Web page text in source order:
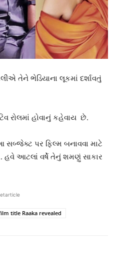
તેને ભેડિયાના લૂકમાં દર્શાવતું
રોલમાં હોવાનું કહેવાય છે.
સબ્જેક્ટ પર ફિલ્મ બનાવવા માટે
હવે આટલાં વર્ષે તેનું શમણું સાકાર
title Raaka revealed